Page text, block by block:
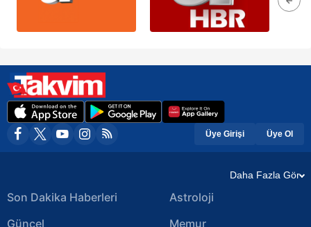
Üye Girişi Üye Ol
Daha Fazla Gör
Son Dakika Haberleri
Güncel
Astroloji
Memur